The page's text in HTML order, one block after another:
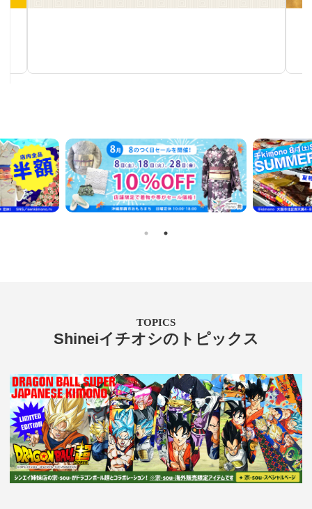
TOPICS
Shineiイチオシのトピックス